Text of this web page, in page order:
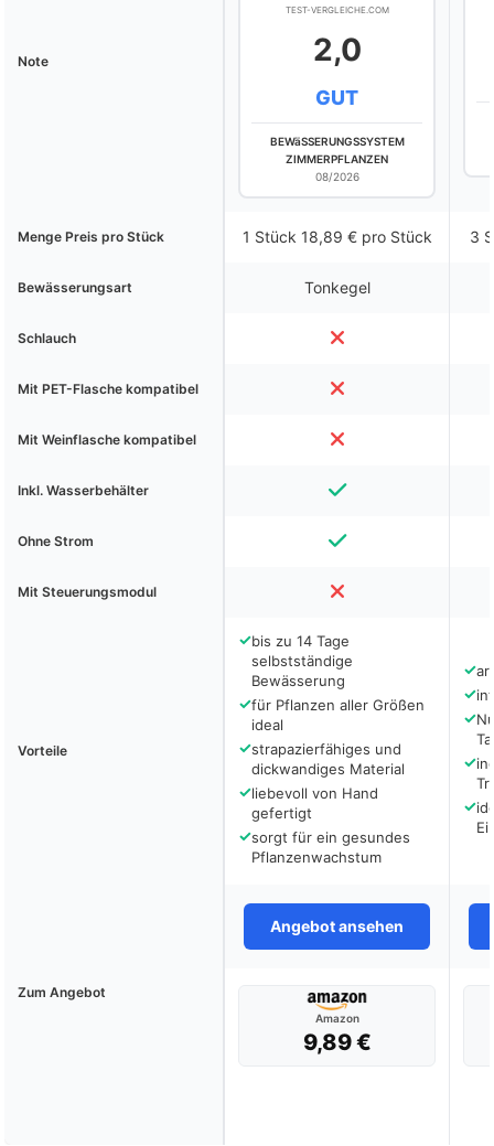
Note
TEST-VERGLEICHE.COM
2,0
GUT
BEWäSSERUNGSSYSTEM
ZIMMERPFLANZEN
08/2026
Menge Preis pro Stück 1 Stück 18,89 € pro Stück 3
Bewässerungsart Tonkegel
Schlauch
Mit PET-Flasche kompatibel
Mit Weinflasche kompatibel
Inkl. Wasserbehälter
Ohne Strom
Mit Steuerungsmodul
Vorteile
✓bis zu 14 Tage
selbstständige
Bewässerung
✓für Pflanzen aller Größen
ideal
✓strapazierfähiges und
dickwandiges Material
✓liebevoll von Hand
gefertigt
✓sorgt für ein gesundes
Pflanzenwachstum
✓
✓
✓
✓
✓
Angebot ansehen
Zum Angebot
Amazon
9,89 €